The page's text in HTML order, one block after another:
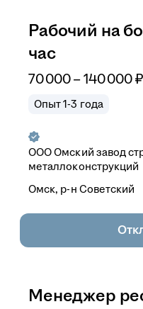
Рабочий на
час
70 000–140 000₽
Опыт 1-3 года
ООООмский завод
металлоконструкций
Омск, р-н Советский
Менеджер